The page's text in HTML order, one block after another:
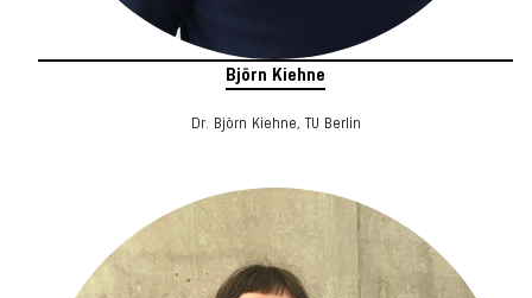
Björn Kiehne
Dr. Björn Kiehne, TU Berlin